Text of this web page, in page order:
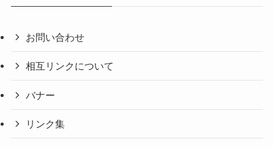
お問い合わせ
相互リンクについて
バナー
リンク集